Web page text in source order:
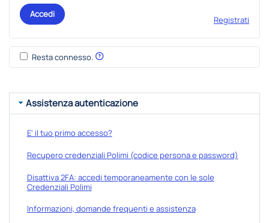
Accedi
Registrati
Resta connesso.
Assistenza autenticazione
E' il tuo primo accesso?
Recupero credenziali Polimi (codice persona e password)
Disattiva 2FA: accedi temporaneamente con le sole
Credenziali Polimi
Informazioni, domande frequenti e assistenza